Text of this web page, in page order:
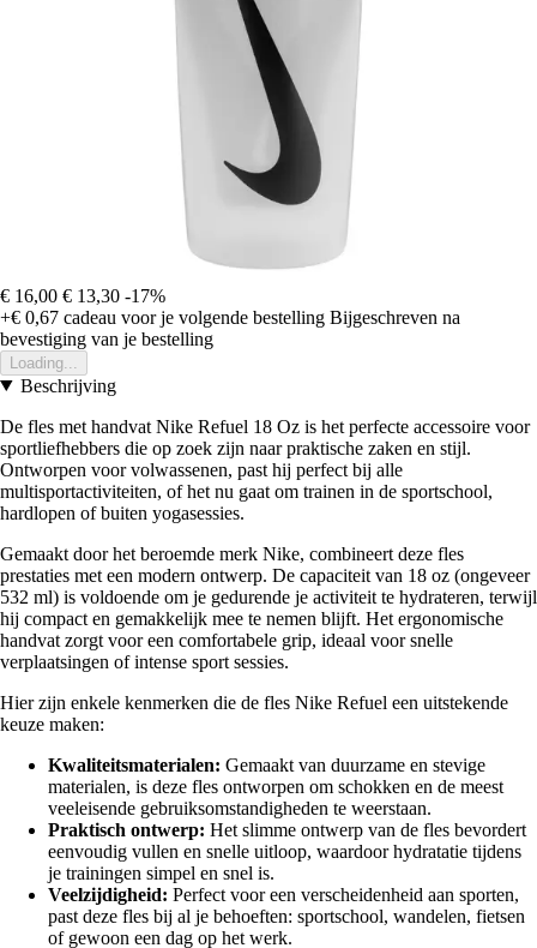
€ 16,00 € 13,30 -17%
+€ 0,67 cadeau voor je volgende bestelling Bijgeschreven na
bevestiging van je bestelling
Loading...
Beschrijving
De fles met handvat Nike Refuel 18 Oz is het perfecte accessoire voor
sportliefhebbers die op zoek zijn naar praktische zaken en stijl.
Ontworpen voor volwassenen, past hij perfect bij alle
multisportactiviteiten, of het nu gaat om trainen in de sportschool,
hardlopen of buiten yogasessies.
Gemaakt door het beroemde merk Nike, combineert deze fles
prestaties met een modern ontwerp. De capaciteit van 18 oz (ongeveer
532 ml) is voldoende om je gedurende je activiteit te hydrateren, terwijl
hij compact en gemakkelijk mee te nemen blijft. Het ergonomische
handvat zorgt voor een comfortabele grip, ideaal voor snelle
verplaatsingen of intense sport sessies.
Hier zijn enkele kenmerken die de fles Nike Refuel een uitstekende
keuze maken:
Kwaliteitsmaterialen: Gemaakt van duurzame en stevige
materialen, is deze fles ontworpen om schokken en de meest
veeleisende gebruiksomstandigheden te weerstaan.
Praktisch ontwerp: Het slimme ontwerp van de fles bevordert
eenvoudig vullen en snelle uitloop, waardoor hydratatie tijdens
je trainingen simpel en snel is.
Veelzijdigheid: Perfect voor een verscheidenheid aan sporten,
past deze fles bij al je behoeften: sportschool, wandelen, fietsen
of gewoon een dag op het werk.